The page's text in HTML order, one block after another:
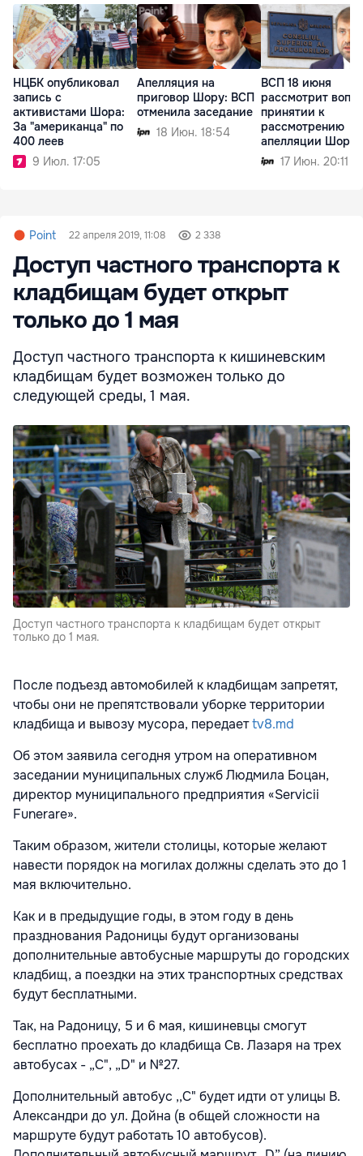
НЦБК опубликовал
запись с
активистами Шора:
За "американца" по
400 леев
9 Июл. 17:05
Апелляция на
приговор Шору: ВСП
отменила заседание
18 Июн. 18:54
ВСП 18 июня
рассмотрит
принятии к
рассмотрению
апелляции Шора
17 Июн. 20:11
Point 22 апреля 2019, 11:08 2 338
Доступ частного транспорта к
кладбищам будет открыт
только до 1 мая
Доступ частного транспорта к кишиневским
кладбищам будет возможен только до
следующей среды, 1 мая.
Доступ частного транспорта к кладбищам будет открыт
только до 1 мая.
После подъезд автомобилей к кладбищам запретят,
чтобы они не препятствовали уборке территории
кладбища и вывозу мусора, передаетtv8.md
Об этом заявила сегодня утром на оперативном
заседании муниципальных служб Людмила Боцан,
директор муниципального предприятия «Servicii
Funerare».
Таким образом, жители столицы, которые желают
навести порядок на могилах должны сделать это до 1
мая включительно.
Как и в предыдущие годы, в этом году в день
празднования Радоницы будут организованы
дополнительные автобусные маршруты до городских
кладбищ, а поездки на этих транспортных средствах
будут бесплатными.
Так, на Радоницу, 5 и 6 мая, кишиневцы смогут
бесплатно проехать до кладбища Св. Лазаря на трех
автобусах - „C", „D" и №27.
Дополнительный автобус ,,C" будет идти от улицы В.
Александри до ул. Дойна (в общей сложности на
маршруте будут работать 10 автобусов).